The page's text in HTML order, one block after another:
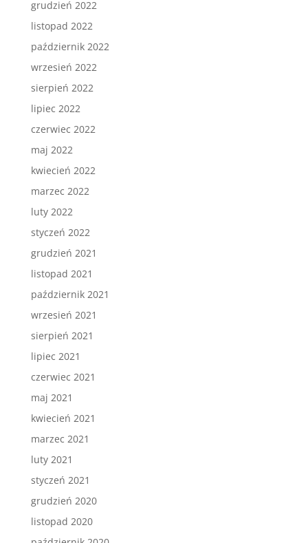
grudzień 2022
listopad 2022
październik 2022
wrzesień 2022
sierpień 2022
lipiec 2022
czerwiec 2022
maj 2022
kwiecień 2022
marzec 2022
luty 2022
styczeń 2022
grudzień 2021
listopad 2021
październik 2021
wrzesień 2021
sierpień 2021
lipiec 2021
czerwiec 2021
maj 2021
kwiecień 2021
marzec 2021
luty 2021
styczeń 2021
grudzień 2020
listopad 2020